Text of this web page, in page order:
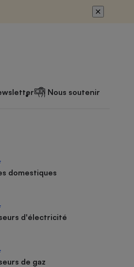
Nous soutenir
domestiques
d'électricité
de gaz